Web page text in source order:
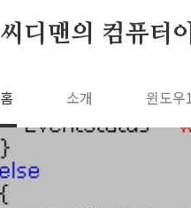
씨디맨의 컴퓨터
홈 소개 윈도